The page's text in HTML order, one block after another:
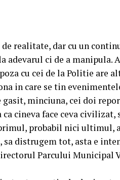
realitate, dar cu un
adevarul ci de a manipula.
cu cei de la Politie are
in care se tin
gasit, minciuna, cei doi
cineva face ceva civilizat,
probabil nici ultimul,
sa distrugem tot, asta e
Parcului Municipal